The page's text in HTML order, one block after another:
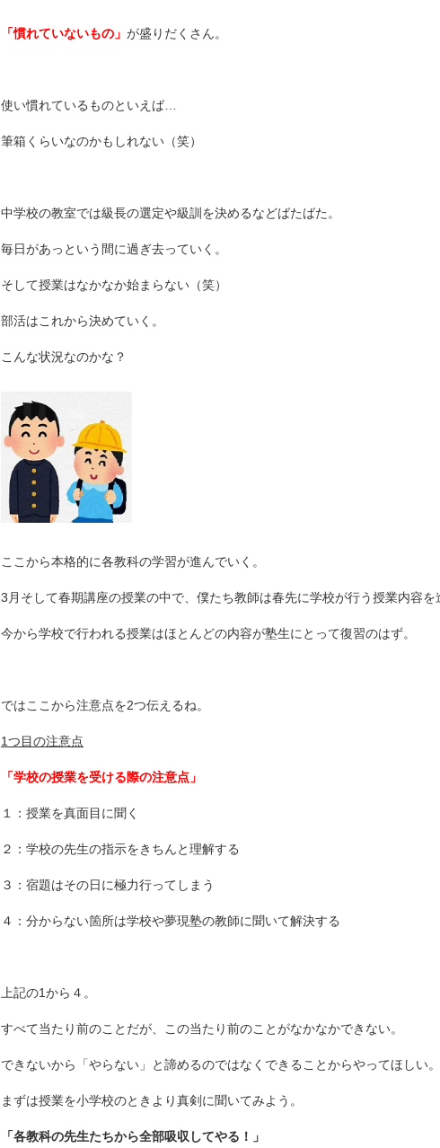
「慣れていないもの」 が盛りだくさん。
使い慣れているものといえば…
筆箱くらいなのかもしれない（笑）
中学校の教室では級長の選定や級訓を決めるなどばたばた。
毎日があっという間に過ぎ去っていく。
そして授業はなかなか始まらない（笑）
部活はこれから決めていく。
こんな状況なのかな？
ここから本格的に各教科の学習が進んでいく。
3月そして春期講座の授業の中で、僕たち教師は春先に学校が行う授業内容を
今から学校で行われる授業はほとんどの内容が塾生にとって復習のはず。
ではここから注意点を2つ伝えるね。
1つ目の注意点
「学校の授業を受ける際の注意点」
１：授業を真面目に聞く
２：学校の先生の指示をきちんと理解する
３：宿題はその日に極力行ってしまう
４：分からない箇所は学校や夢現塾の教師に聞いて解決する
上記の1から４。
すべて当たり前のことだが、この当たり前のことがなかなかできない。
できないから「やらない」と諦めるのではなくできることからやってほしい。
まずは授業を小学校のときより真剣に聞いてみよう。
「各教科の先生たちから全部吸収してやる！」